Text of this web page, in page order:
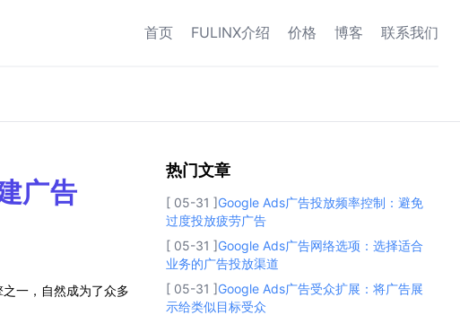
首页 FULINX介绍 价格 博客 联系我们
广告
一，自然成为了众多
热门文章
[ 05-31 ]Google Ads广告投放频率控制：避免
过度投放疲劳广告
[ 05-31 ]Google Ads广告网络选项：选择适合
业务的广告投放渠道
[ 05-31 ]Google Ads广告受众扩展：将广告展
示给类似目标受众